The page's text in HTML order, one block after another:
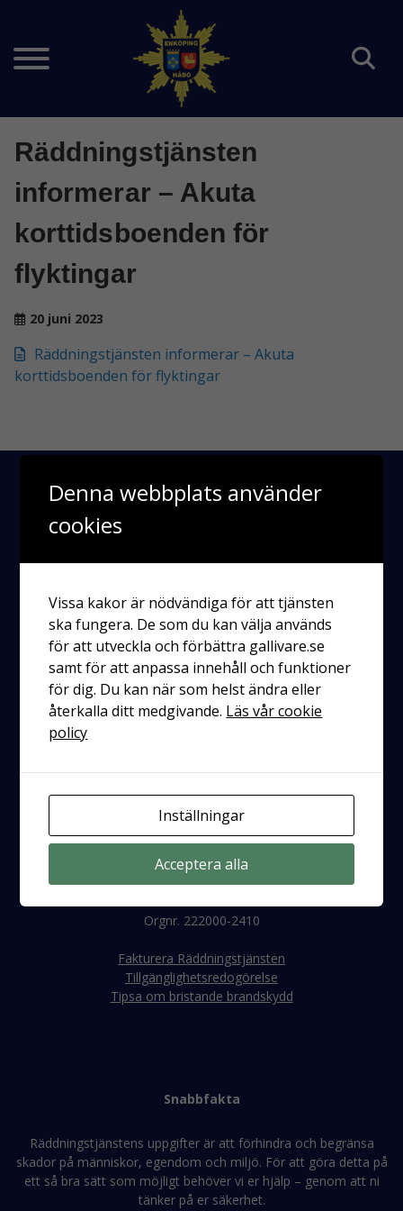
Räddningstjänsten
informerar – Akuta
korttidsboenden för
flyktingar
20 juni 2023
Räddningstjänsten informerar – Akuta
korttidsboenden för flyktingar
Räddningstjänsten
Enköping-Håbo
Kontakt
Västra ringgatan 6
745 31 Enköping
E-post:raddningstjanst@rtjeh.se
Telefon:
0171-47 56 00
Orgnr. 222000-2410
Fakturera Räddningstjänsten
Tillgänglighetsredogörelse
Tipsa om bristande brandskydd
Snabbfakta
Räddningstjänstens uppgifter är att förhindra och begränsa
skador på människor, egendom och miljö. För att göra detta på
ett så bra sätt som möjligt behöver vi er hjälp – genom att ni
tänker på er säkerhet.
Denna webbplats använder
cookies
Vissa kakor är nödvändiga för att tjänsten
ska fungera. De som du kan välja används
för att utveckla och förbättra gallivare.se
samt för att anpassa innehåll och funktioner
för dig. Du kan när som helst ändra eller
återkalla ditt medgivande. Läs vår cookie
policy
Inställningar
Acceptera alla